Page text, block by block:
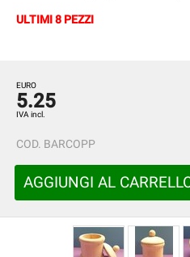
ULTIMI 8 PEZZI
EURO
5.25
IVA incl.
COD. BARCOPP
AGGIUNGI AL